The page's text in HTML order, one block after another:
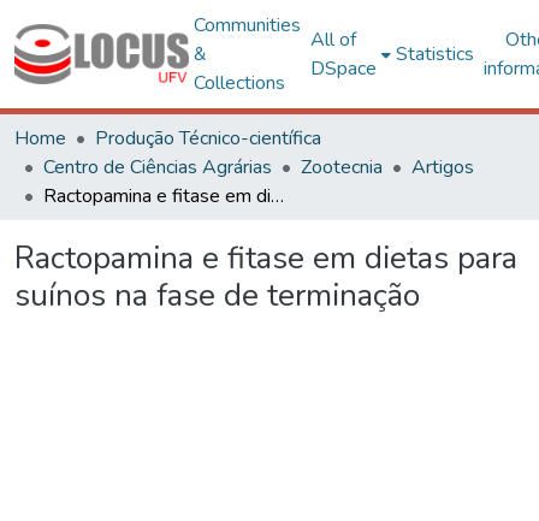
Communities
&
Collections
All of
DSpace
Statistics
Home
Produção Técnico-científica
Centro de Ciências Agrárias
Zootecnia
Artigos
Ractopamina e fitase em dietas para suínos na fase de terminação
Ractopamina e fitase em dietas para
suínos na fase de terminação